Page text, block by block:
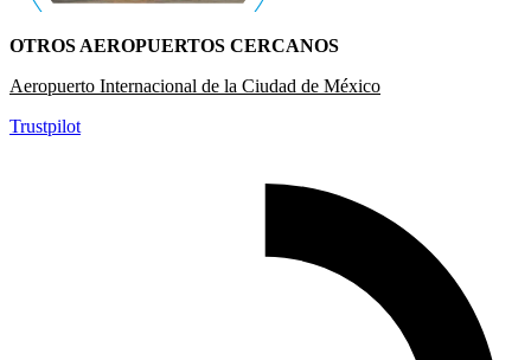
OTROS AEROPUERTOS CERCANOS
Aeropuerto Internacional de la Ciudad de México
Trustpilot